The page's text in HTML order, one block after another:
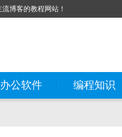
博客的教程网站！
办公软件 编程知识